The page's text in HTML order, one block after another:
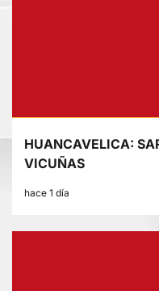
HUANCAVELICA:
VICUÑAS
hace 1 día